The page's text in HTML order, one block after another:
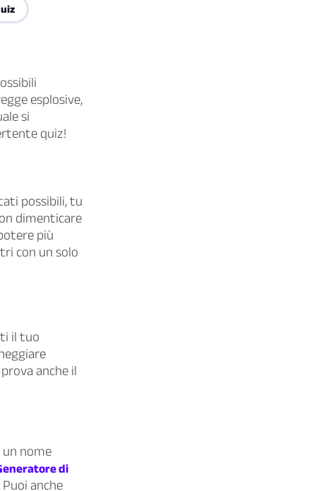
esplosive,
si
quiz!
possibili, tu
dimenticare
più
con un solo
il tuo
anche il
nome
di
anche